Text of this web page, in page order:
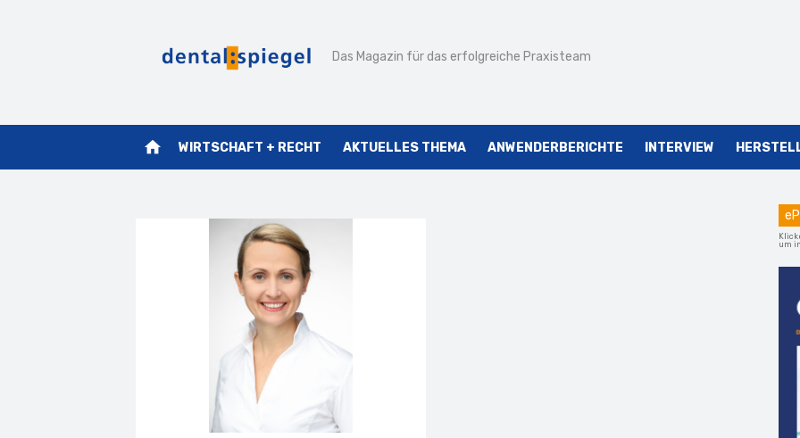
Das Magazin für das erfolgreiche Praxisteam
home WIRTSCHAFT + RECHT AKTUELLES THEMA ANWENDERBERICHTE INTERVIEW
um